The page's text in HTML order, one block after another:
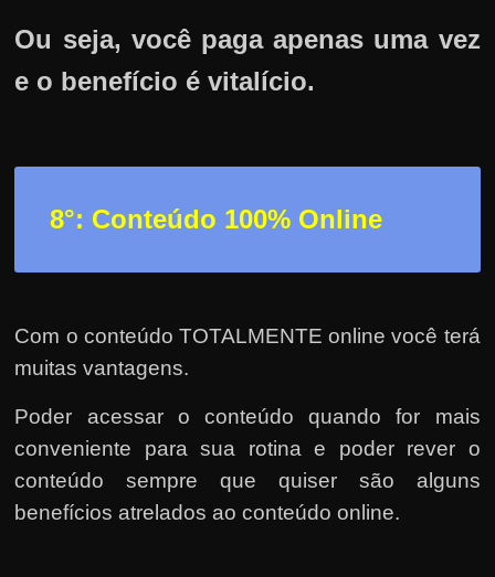
Ou seja, você paga apenas uma vez
e o benefício é vitalício.
8°: Conteúdo 100% Online
Com o conteúdo TOTALMENTE online você terá
muitas vantagens.
Poder acessar o conteúdo quando for mais
conveniente para sua rotina e poder rever o
conteúdo sempre que quiser são alguns
benefícios atrelados ao conteúdo online.